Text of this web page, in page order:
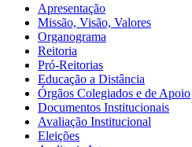
Apresentação
Missão, Visão, Valores
Organograma
Reitoria
Pró-Reitorias
Educação a Distância
Órgãos Colegiados e de Apoio
Documentos Institucionais
Avaliação Institucional
Eleições